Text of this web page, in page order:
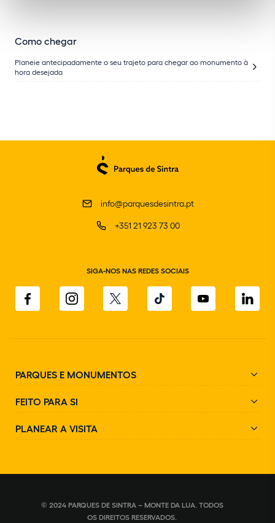
Como chegar
Planeie antecipadamente o seu trajeto para chegar ao monumento à
hora desejada
info@parquesdesintra.pt
+351 21 923 73 00
SIGA-NOS NAS REDES SOCIAIS
PARQUES E MONUMENTOS
FEITO PARA SI
PLANEAR A VISITA
© 2024 PARQUES DE SINTRA – MONTE DA LUA. TODOS
OS DIREITOS RESERVADOS.